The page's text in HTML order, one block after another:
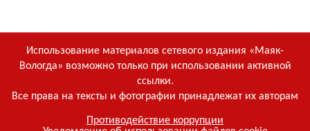
Использование материалов сетевого издания «Маяк-
Вологда» возможно только при использовании активной
ссылки.
Все права на тексты и фотографии принадлежат их авторам
Противодействие коррупции